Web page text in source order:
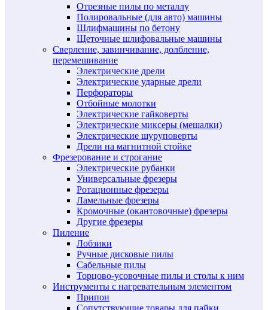
Отрезные пилы по металлу
Полировальные (для авто) машины
Шлифмашины по бетону
Щеточные шлифовальные машины
Сверление, завинчивание, долбление,
перемешивание
Электрические дрели
Электрические ударные дрели
Перфораторы
Отбойные молотки
Электрические гайковерты
Электрические миксеры (мешалки)
Электрические шуруповерты
Дрели на магнитной стойке
Фрезерование и строгание
Электрические рубанки
Универсальные фрезеры
Ротационные фрезеры
Ламельные фрезеры
Кромочные (окантовочные) фрезеры
Другие фрезеры
Пиление
Лобзики
Ручные дисковые пилы
Сабельные пилы
Торцово-усовочные пилы и столы к ним
Инструменты с нагревательным элементом
Припои
Сопутствующие товары для пайки